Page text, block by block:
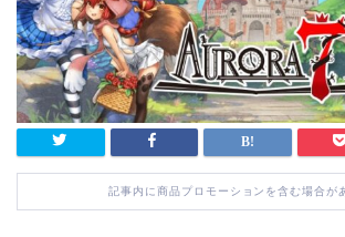
記事内に商品プロモーションを含む場合が